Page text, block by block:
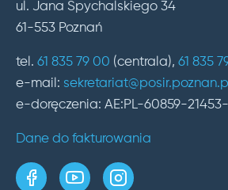
ul. Jana Spychalskiego 34
61-553 Poznań
tel. 61 835 79 00 (centrala), 61 835
e-mail: sekretariat@posir.poznan.pl
e-doręczenia: AE:PL-60859-
Dane do fakturowania
strona w serwisie
kanał w serwisie
profil w